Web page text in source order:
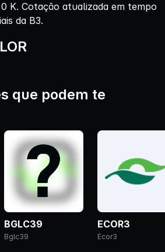
K. Cotação atualizada em tempo
da B3.
que podem te
BGLC39
Bglc39
ECOR3
Ecor3